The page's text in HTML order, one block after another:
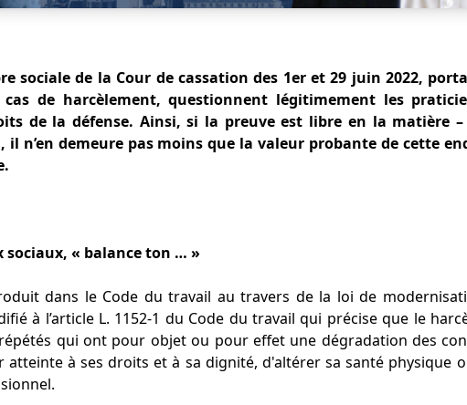
sociale de la Cour de cassation des 1er et 29 juin 2022,
cas de harcèlement, questionnent légitimement les
de la défense. Ainsi, si la preuve est libre en la matière
il n’en demeure pas moins que la valeur probante de cette
sociaux, « balance ton … »
dans le Code du travail au travers de la loi de
à l’article L. 1152-1 du Code du travail qui précise que le
qui ont pour objet ou pour effet une dégradation des
à ses droits et à sa dignité, d'altérer sa santé physique